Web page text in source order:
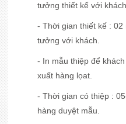
tưởng thiết kế với
- Thời gian thiết kế :
tưởng với khách.
- In mẫu thiệp để
xuất hàng lọat.
- Thời gian có thiệp :
hàng duyệt mẫu.